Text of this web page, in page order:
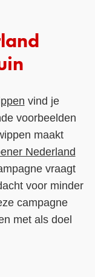
vind je
voorbeelden
maakt
Nederland
vraagt
voor minder
campagne
met als doel